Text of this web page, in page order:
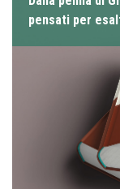
pensati per